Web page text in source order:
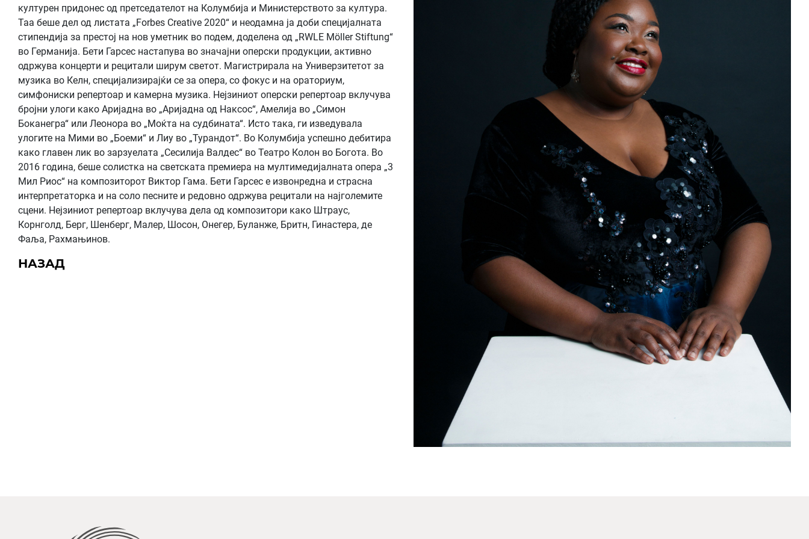
културен придонес од претседателот на Колумбија и Министерството за култура.
Таа беше дел од листата „Forbes Creative 2020“ и неодамна ја доби специјалната
стипендија за престој на нов уметник во подем, доделена од „RWLE Möller Stiftung“
во Германија. Бети Гарсес настапува во значајни оперски продукции, активно
одржува концерти и рецитали ширум светот. Магистрирала на Универзитетот за
музика во Келн, специјализирајќи се за опера, со фокус и на ораториум,
симфониски репертоар и камерна музика. Нејзиниот оперски репертоар вклучува
бројни улоги како Аријадна во „Аријадна од Наксос“, Амелија во „Симон
Боканегра“ или Леонора во „Моќта на судбината“. Исто така, ги изведувала
улогите на Мими во „Боеми“ и Лиу во „Турандот“. Во Колумбија успешно дебитира
како главен лик во зарзуелата „Сесилија Валдес“ во Театро Колон во Богота. Во
2016 година, беше солистка на светската премиера на мултимедијалната опера „3
Мил Риос“ на композиторот Виктор Гама. Бети Гарсес е извонредна и страсна
интерпретаторка и на соло песните и редовно одржува рецитали на најголемите
сцени. Нејзиниот репертоар вклучува дела од композитори како Штраус,
Корнголд, Берг, Шенберг, Малер, Шосон, Онегер, Буланже, Бритн, Гинастера, де
Фаља, Рахмањинов.
НАЗАД